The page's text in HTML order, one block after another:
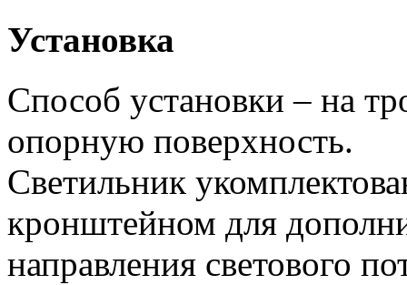
Установка
Способ установки – на
опорную поверхность.
Светильник
кронштейном для
направления светового